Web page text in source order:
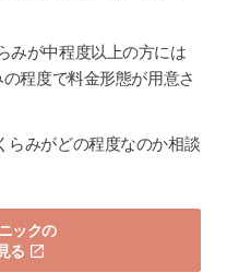
みが中程度以上の方には
の程度で料金形態が用意さ
らみがどの程度なのか相談
ックの
る